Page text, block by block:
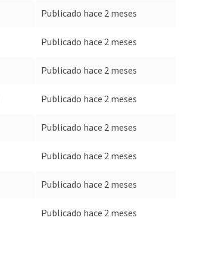
Publicado hace 2 meses
Publicado hace 2 meses
Publicado hace 2 meses
Publicado hace 2 meses
Publicado hace 2 meses
Publicado hace 2 meses
Publicado hace 2 meses
Publicado hace 2 meses